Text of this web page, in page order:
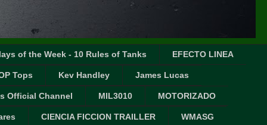
of the Week - 10 Rules of Tanks EFECTO LINEA
Tops Kev Handley James Lucas
Official Channel MIL3010 MOTORIZADO
CIENCIA FICCION TRAILLER WMASG